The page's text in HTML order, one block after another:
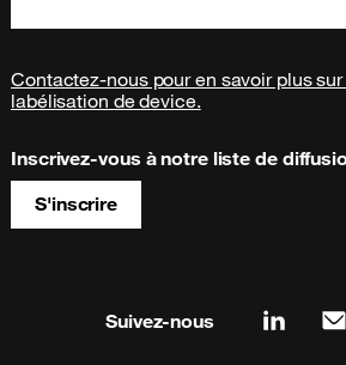
Contactez-nous pour en savoir plus
labélisation de device.
Inscrivez-vous à notre liste de
S'inscrire
Suivez-nous linkedin